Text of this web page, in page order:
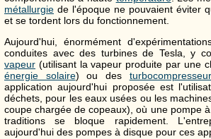
métallurgie de l'époque ne pouvaient éviter
et se tordent lors du fonctionnement.
Aujourd'hui, énormément
conduites avec des turbines de Tesla, y
vapeur (utilisant la vapeur produite par une
énergie solaire) ou des
application aujourd'hui proposée est
déchets, pour les eaux usées ou les
coupe chargée de copeaux), où une pompe
traditions se bloque rapidement.
aujourd'hui des pompes à disque pour ces